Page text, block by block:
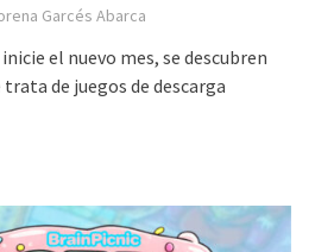
Garcés Abarca
el nuevo mes, se descubren
trata de juegos de descarga